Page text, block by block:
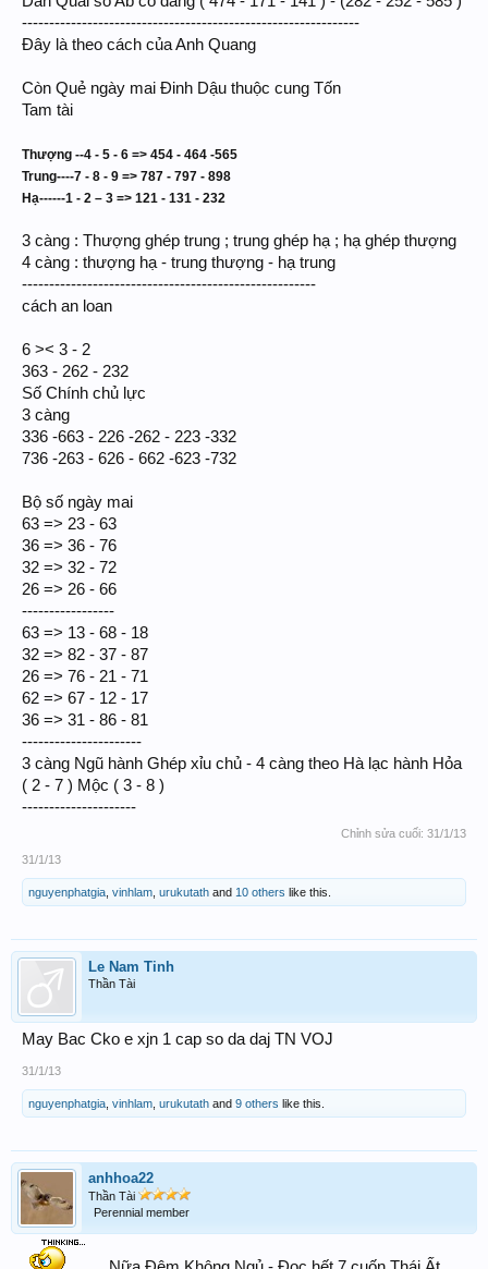
Kỳ Môn thì AB tứ xung - Tam hạp của bady đủ chứng minh rồi .. 2 năm
nay điều điều 2 con trong 48h phải ra ...
Thế thì cứ chiến mà
nạp vào óc chả cần nghi ngờ cho mất time
--------------------------------------------------------------
Đây là theo cách của Anh Quang
Còn Quẻ ngày mai Đinh Dậu thuộc cung Tốn
Tam tài
Thượng --4 - 5 - 6 => 454 - 464 -565
Trung----7 - 8 - 9 => 787 - 797 - 898
Hạ------1 - 2 – 3 => 121 - 131 - 232
3 càng : Thượng ghép trung ; trung ghép hạ ; hạ ghép thượng
4 càng : thượng hạ - trung thượng - hạ trung
------------------------------------------------------
cách an loan
6 >< 3 - 2
363 - 262 - 232
Số Chính chủ lực
3 càng
336 -663 - 226 -262 - 223 -332
736 -263 - 626 - 662 -623 -732
Bộ số ngày mai
63 => 23 - 63
36 => 36 - 76
32 => 32 - 72
26 => 26 - 66
-----------------
63 => 13 - 68 - 18
32 => 82 - 37 - 87
26 => 76 - 21 - 71
62 => 67 - 12 - 17
36 => 31 - 86 - 81
----------------------
3 càng Ngũ hành Ghép xỉu chủ - 4 càng theo Hà lạc hành Hỏa
( 2 - 7 ) Mộc ( 3 - 8 )
---------------------
Chỉnh sửa cuối: 31/1/13
31/1/13
nguyenphatgia vinhlam urukutath and 10 others like this.
Le Nam Tinh
Thần Tài
May Bac Cko e xjn 1 cap so da daj TN VOJ
31/1/13
nguyenphatgia vinhlam urukutath and 9 others like this.
anhhoa22
Thần Tài
Perennial member